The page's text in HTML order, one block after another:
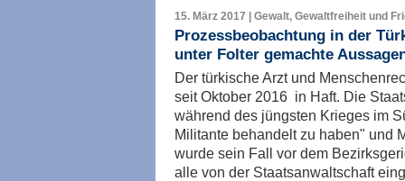
15. März 2017 | Gewalt, Gewaltfreiheit und
Prozessbeobachtung in der
unter Folter gemachte
Der türkische Arzt und
seit Oktober 2016 in Haft. Die
während des jüngsten Krieges im
Militante behandelt zu haben" und
wurde sein Fall vor dem
alle von der Staatsanwaltschaft